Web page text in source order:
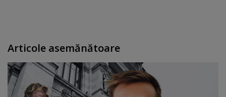
Articole asemănătoare